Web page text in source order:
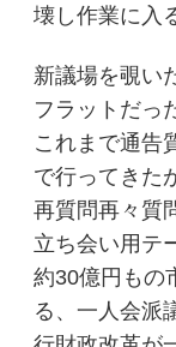
壊し作業に入
新議場を覗い
フラットだっ
これまで通告
で行ってきた
再質問再々質
立ち会い用テ
約30億円もの
る、一人会派